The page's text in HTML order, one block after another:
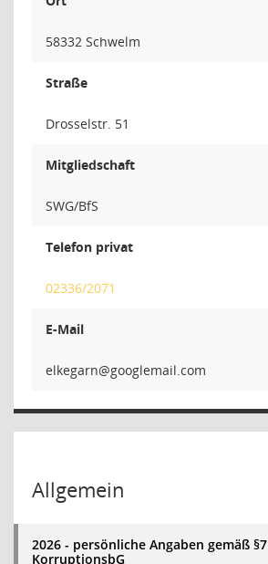
58332 Schwelm
Straße
Drosselstr. 51
Mitgliedschaft
SWG/BfS
Telefon privat
02336/2071
E-Mail
nrag
Allgemein
2026 - persönliche Angaben gemäß §7
KorruptionsbG